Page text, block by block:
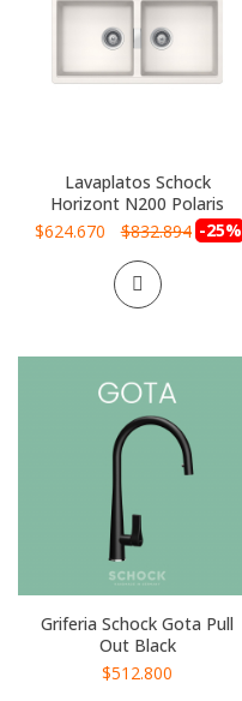
Lavaplatos Schock
Horizont N200 Polaris
-25%
Precio
$624.670 $832.894
Griferia Schock Gota Pull
Out Black
$512.800